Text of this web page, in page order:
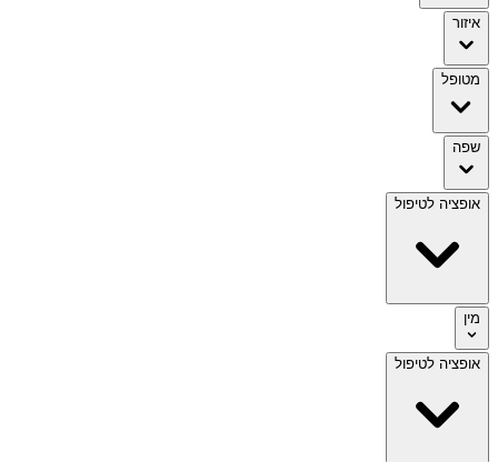
איזור
מטופל
שפה
אופציה לטיפול
מין
אופציה לטיפול